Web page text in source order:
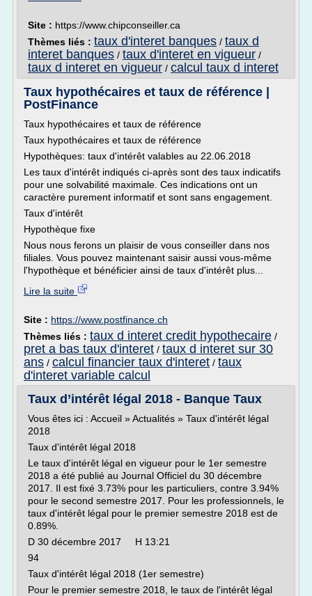
Site : https://www.chipconseiller.ca
Thèmes liés : taux d'interet banques / taux d
interet banques / taux d'interet en vigueur /
taux d interet en vigueur / calcul taux d interet
Taux hypothécaires et taux de référence |
PostFinance
Taux hypothécaires et taux de référence
Taux hypothécaires et taux de référence
Hypothèques: taux d'intérêt valables au 22.06.2018
Les taux d'intérêt indiqués ci-après sont des taux indicatifs
pour une solvabilité maximale. Ces indications ont un
caractère purement informatif et sont sans engagement.
Taux d'intérêt
Hypothèque fixe
Nous nous ferons un plaisir de vous conseiller dans nos
filiales. Vous pouvez maintenant saisir aussi vous-même
l'hypothèque et bénéficier ainsi de taux d'intérêt plus...
Lire la suite
Site : https://www.postfinance.ch
Thèmes liés : taux d interet credit hypothecaire /
pret a bas taux d'interet / taux d interet sur 30
ans / calcul financier taux d'interet / taux
d'interet variable calcul
Taux d’intérêt légal 2018 - Banque Taux
Vous êtes ici : Accueil » Actualités » Taux d'intérêt légal
2018
Taux d'intérêt légal 2018
Le taux d'intérêt légal en vigueur pour le 1er semestre
2018 a été publié au Journal Officiel du 30 décembre
2017. Il est fixé 3.73% pour les particuliers, contre 3.94%
pour le second semestre 2017. Pour les professionnels, le
taux d'intérêt légal pour le premier semestre 2018 est de
0.89%.
D 30 décembre 2017 H 13:21
94
Taux d'intérêt légal 2018 (1er semestre)
Pour le premier semestre 2018, le taux de l'intérêt légal